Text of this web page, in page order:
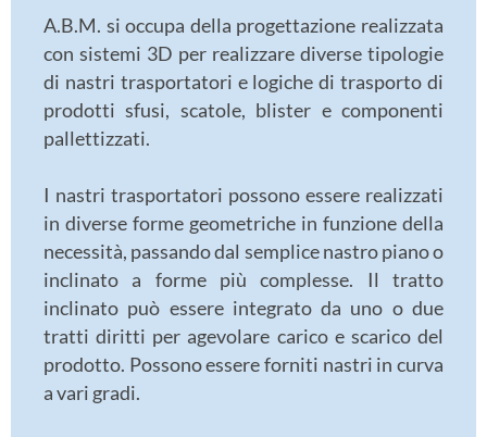
A.B.M. si occupa della progettazione realizzata
con sistemi 3D per realizzare diverse tipologie
di nastri trasportatori e logiche di trasporto di
prodotti sfusi, scatole, blister e componenti
pallettizzati.
I nastri trasportatori possono essere realizzati
in diverse forme geometriche in funzione della
necessità, passando dal semplice nastro piano o
inclinato a forme più complesse. Il tratto
inclinato può essere integrato da uno o due
tratti diritti per agevolare carico e scarico del
prodotto. Possono essere forniti nastri in curva
a vari gradi.